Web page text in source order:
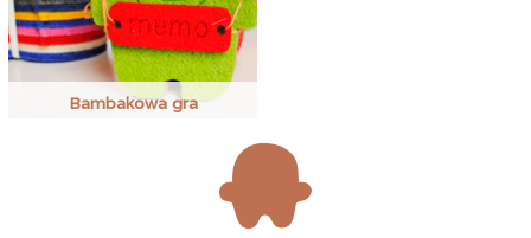
Bambakowa gra